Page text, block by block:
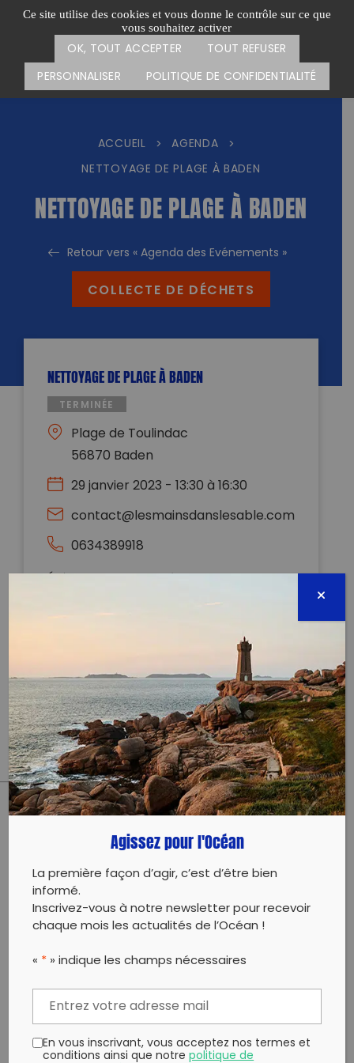
Ce site utilise des cookies et vous donne le contrôle sur ce que
vous souhaitez activer
OK, TOUT ACCEPTER
TOUT REFUSER
PERSONNALISER
POLITIQUE DE CONFIDENTIALITÉ
Passer
Menu
CARTE DES ACTIONS FAIRE UN DON
ACCUEIL > AGENDA
>
NETTOYAGE DE PLAGE À BADEN
NETTOYAGE DE PLAGE À BADEN
Retour vers « Agenda des Evénements »
COLLECTE DE DÉCHETS
NETTOYAGE DE PLAGE À BADEN
TERMINÉE
Plage de Toulindac
56870 Baden
29 janvier 2023 - 13:30 à 16:30
contact@lesmainsdanslesable.com
0634389918
Évènement proposé par :
Toutes les informations nécessaires à votre
participation sur notre site internet :
https://lesmainsdanslesable.com
Partager sur Facebook
Twitter
Copy to clipboard
Agissez pour l'Océan
La première façon d’agir, c’est d’être bien
informé.
Inscrivez-vous à notre newsletter pour recevoir
chaque mois les actualités de l’Océan !
« * » indique les champs nécessaires
En vous inscrivant, vous acceptez nos termes et
conditions ainsi que notrepolitique de